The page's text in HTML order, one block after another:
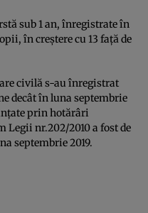
sub 1 an, înregistrate în
în creştere cu 13 faţă de
civilă s-au înregistrat
decât în luna septembrie
prin hotărâri
nr.202/2010 a fost de
septembrie 2019.